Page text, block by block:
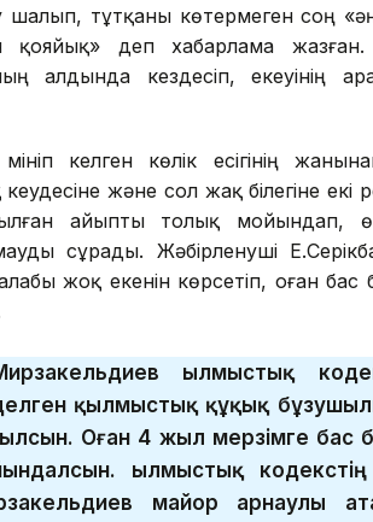
шалып, тұтқаны көтермеген соң
қояйық» деп хабарлама
алдында кездесіп, екеуінің
келген көлік есігінің
кеудесіне және сол жақ білегіне
айыпты толық мойындап,
сұрады. Жәбірленуші
жоқ екенін көрсетіп, оған
Қылмыстық
қылмыстық құқық
Оған 4 жыл мерзімге бас
Қылмыстық кодекстің
майор арнаулы